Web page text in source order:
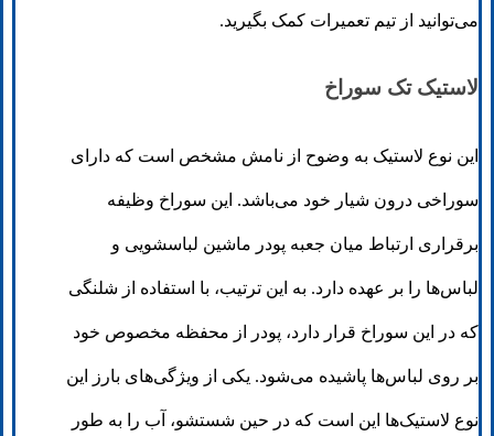
می‌توانید از تیم تعمیرات کمک بگیرید.
لاستیک تک سوراخ
این نوع لاستیک به وضوح از نامش مشخص است که دارای
سوراخی درون شیار خود می‌باشد. این سوراخ وظیفه
برقراری ارتباط میان جعبه پودر ماشین لباسشویی و
لباس‌ها را بر عهده دارد. به این ترتیب، با استفاده از شلنگی
که در این سوراخ قرار دارد، پودر از محفظه مخصوص خود
بر روی لباس‌ها پاشیده می‌شود. یکی از ویژگی‌های بارز این
نوع لاستیک‌ها این است که در حین شستشو، آب را به طور